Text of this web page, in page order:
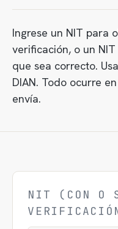
Ingrese un NIT para
verificación, o un
que sea correcto.
DIAN. Todo ocurre
envía.
NIT (CON O